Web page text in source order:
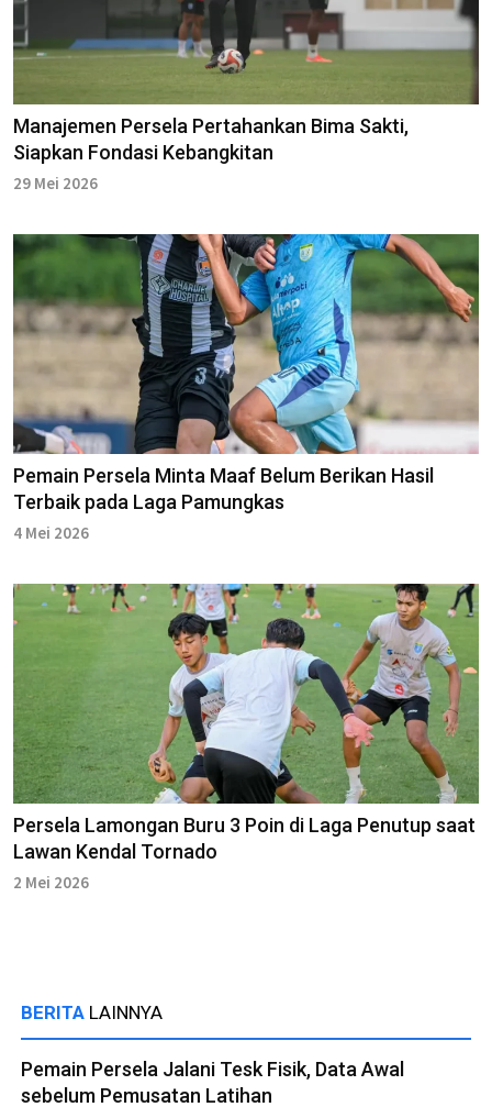
Manajemen Persela Pertahankan Bima Sakti,
Siapkan Fondasi Kebangkitan
29 Mei 2026
Pemain Persela Minta Maaf Belum Berikan Hasil
Terbaik pada Laga Pamungkas
4 Mei 2026
Persela Lamongan Buru 3 Poin di Laga Penutup saat
Lawan Kendal Tornado
2 Mei 2026
BERITA LAINNYA
Pemain Persela Jalani Tesk Fisik, Data Awal
sebelum Pemusatan Latihan